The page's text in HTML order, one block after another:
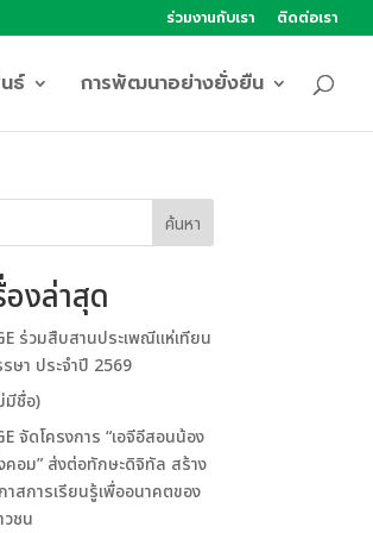
ร่วมงานกับเรา ติดต่อเรา
ธ์ การพัฒนาอย่างยั่งยืน
ค้นหา
องล่าสุด
ร่วมสืบสานประเพณีแห่เทียน
ษา ประจำปี 2569
มีชื่อ)
จัดโครงการ “เอจีอีสอนน้อง
คอม” ส่งต่อทักษะดิจิทัล สร้าง
าสการเรียนรู้เพื่ออนาคตของ
วชน